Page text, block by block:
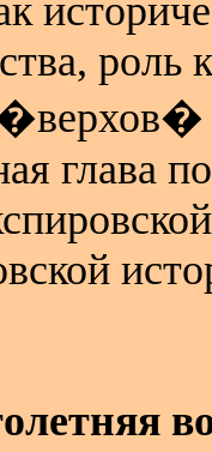
роль
глава